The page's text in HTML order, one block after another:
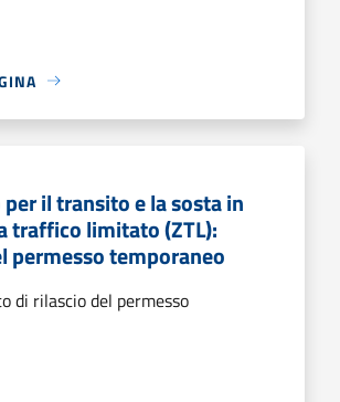
il transito e la sosta in
traffico limitato (ZTL):
permesso temporaneo
di rilascio del permesso